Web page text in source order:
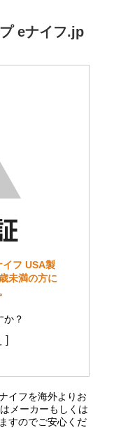
eナイフ.jp
イフ USA製
未満の方に
か？
]
イフを海外よりお
メーカーもしくは
すのでご安心くだ